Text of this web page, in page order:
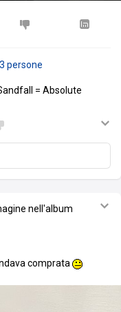
persone
= Absolute
nell'album
comprata